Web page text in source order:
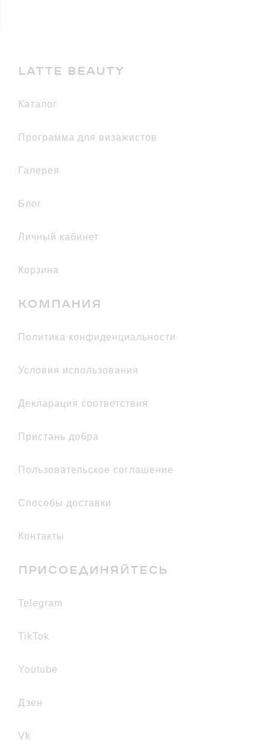
LATTE BEAUTY
каталог
Программа для визажистов
галерея
Блог
Личный кабинет
Корзина
КОМПАНИЯ
политика конфиденциальности
условия использования
декларация соответствия
Пристань добра
Пользовательское соглашение
Способы доставки
Контакты
ПРИСОЕДИНЯЙТЕСЬ
telegram
TikTok
youtube
дзен
vk